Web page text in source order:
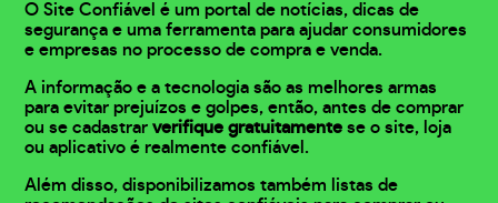
O Site Confiável é um portal de notícias, dicas de
segurança e uma ferramenta para ajudar consumidores
e empresas no processo de compra e venda.
A informação e a tecnologia são as melhores armas
para evitar prejuízos e golpes, então, antes de comprar
ou se cadastrarverifique gratuitamente se o site, loja
ou aplicativo é realmente confiável.
Além disso, disponibilizamos também listas de